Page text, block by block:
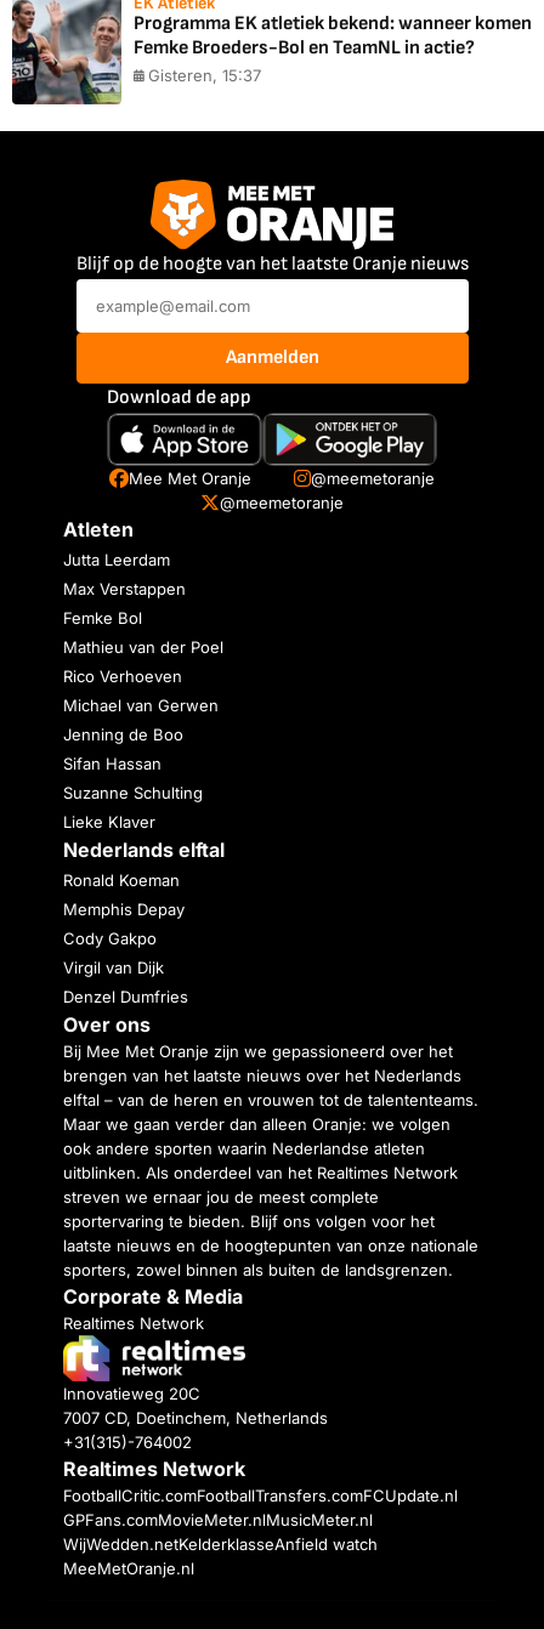
Programma EK atletiek bekend: wanneer komen
Femke Broeders-Bol en TeamNL in actie?
Gisteren, 15:37
Blijf op de hoogte van het laatste Oranje nieuws
Aanmelden
Download de app
Mee Met Oranje
@meemetoranje
@meemetoranje
Atleten
Jutta Leerdam
Max Verstappen
Femke Bol
Mathieu van der Poel
Rico Verhoeven
Michael van Gerwen
Jenning de Boo
Sifan Hassan
Suzanne Schulting
Lieke Klaver
Nederlands elftal
Ronald Koeman
Memphis Depay
Cody Gakpo
Virgil van Dijk
Denzel Dumfries
Over ons
Bij Mee Met Oranje zijn we gepassioneerd over het
brengen van het laatste nieuws over het Nederlands
elftal – van de heren en vrouwen tot de talententeams.
Maar we gaan verder dan alleen Oranje: we volgen
ook andere sporten waarin Nederlandse atleten
uitblinken. Als onderdeel van het Realtimes Network
streven we ernaar jou de meest complete
sportervaring te bieden. Blijf ons volgen voor het
laatste nieuws en de hoogtepunten van onze nationale
sporters, zowel binnen als buiten de landsgrenzen.
Corporate & Media
Realtimes Network
Innovatieweg 20C
7007 CD, Doetinchem, Netherlands
+31(315)-764002
Realtimes Network
FootballCritic.comFootballTransfers.comFCUpdate.nl
GPFans.comMovieMeter.nlMusicMeter.nl
WijWedden.netKelderklasseAnfield watch
MeeMetOranje.nl